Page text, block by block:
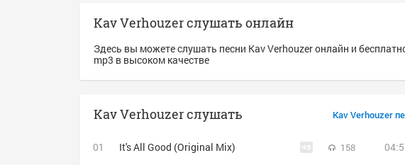
Kav Verhouzer слушать онлайн
Здесь вы можете слушать песни Kav Verhouzer онлайн и
mp3 в высоком качестве
Kav Verhouzer
Kav Verhouzer слушать
It's All Good (Original Mix) 158